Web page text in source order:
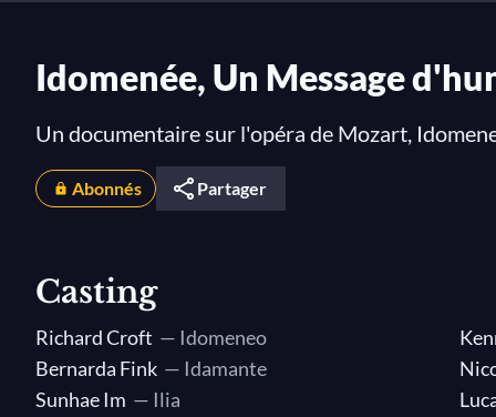
Idomenée, Un Message
Un documentaire sur l'opéra de Mozart,
Abonnés Partager
Casting
Richard Croft — Idomeneo
Bernarda Fink — Idamante
Sunhae Im — Ilia